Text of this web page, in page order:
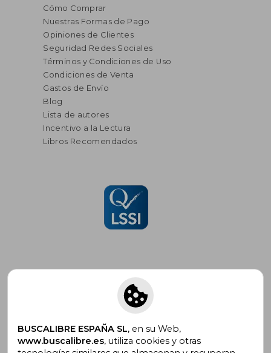
Cómo Comprar
Nuestras Formas de Pago
Opiniones de Clientes
Seguridad Redes Sociales
Términos y Condiciones de Uso
Condiciones de Venta
Gastos de Envío
Blog
Lista de autores
Incentivo a la Lectura
Libros Recomendados
Suscríbete para recibir ofertas y
promociones
BUSCALIBRE ESPAÑA SL, en su Web,
www.buscalibre.es, utiliza cookies y otras